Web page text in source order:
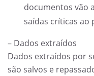
documentos vão
saídas críticas ao
– Dados extraídos
Dados extraídos por
são salvos e